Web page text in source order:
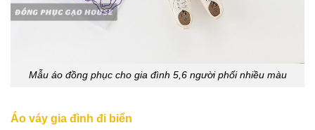
Mẫu áo đồng phục cho gia đình 5,6 người phối nhiều màu
Áo váy gia đình đi biển